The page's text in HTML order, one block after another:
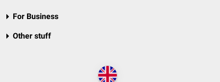
For Business
Other stuff